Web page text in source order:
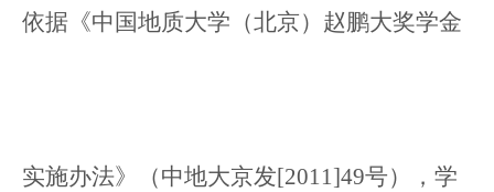
依据《中国地质大学（北京）赵鹏大奖学金
实施办法》（中地大京发[2011]49号）， 学